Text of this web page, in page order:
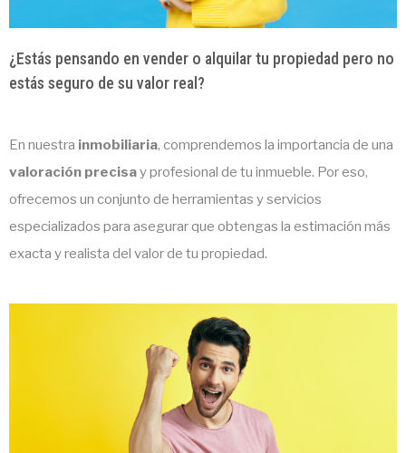
¿Estás pensando en vender o alquilar tu propiedad pero no
estás seguro de su valor real?
En nuestra inmobiliaria, comprendemos la importancia de una
valoración precisay profesional de tu inmueble. Por eso,
ofrecemos un conjunto de herramientas y servicios
especializados para asegurar que obtengas la estimación más
exacta y realista del valor de tu propiedad.